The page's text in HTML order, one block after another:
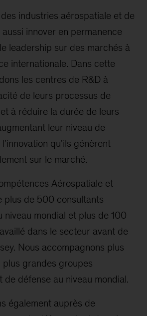
industries aérospatiale et de
innover en permanence
leadership sur des marchés à
internationale. Dans cette
les centres de R&D à
de leurs processus de
à réduire la durée de leurs
leur niveau de
qu'ils génèrent
sur le marché.
Aérospatiale et
plus de 500 consultants
niveau mondial et plus de 100
dans le secteur avant de
Nous accompagnons plus
grandes groupes
de défense au niveau mondial.
également auprès de